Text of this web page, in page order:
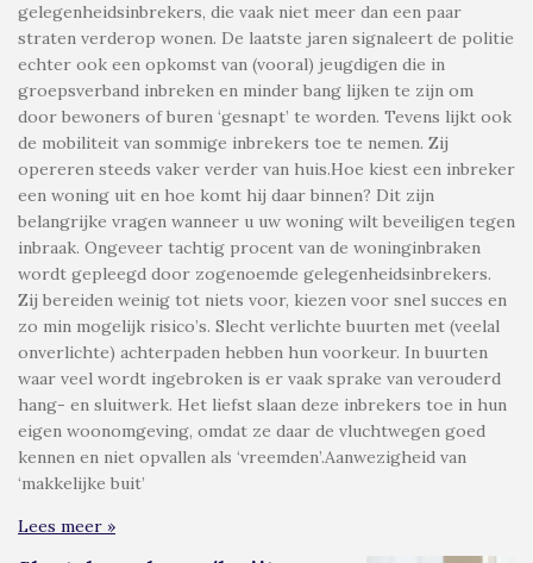
gelegenheidsinbrekers, die vaak niet meer dan een paar
straten verderop wonen. De laatste jaren signaleert de politie
echter ook een opkomst van (vooral) jeugdigen die in
groepsverband inbreken en minder bang lijken te zijn om
door bewoners of buren ‘gesnapt’ te worden. Tevens lijkt ook
de mobiliteit van sommige inbrekers toe te nemen. Zij
opereren steeds vaker verder van huis.Hoe kiest een inbreker
een woning uit en hoe komt hij daar binnen? Dit zijn
belangrijke vragen wanneer u uw woning wilt beveiligen tegen
inbraak. Ongeveer tachtig procent van de woninginbraken
wordt gepleegd door zogenoemde gelegenheidsinbrekers.
Zij bereiden weinig tot niets voor, kiezen voor snel succes en
zo min mogelijk risico’s. Slecht verlichte buurten met (veelal
onverlichte) achterpaden hebben hun voorkeur. In buurten
waar veel wordt ingebroken is er vaak sprake van verouderd
hang- en sluitwerk. Het liefst slaan deze inbrekers toe in hun
eigen woonomgeving, omdat ze daar de vluchtwegen goed
kennen en niet opvallen als ‘vreemden’.Aanwezigheid van
‘makkelijke buit’
Lees meer »